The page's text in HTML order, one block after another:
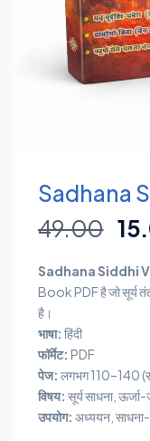
Sadhana
49.00
Sadhana Siddhi
Book PDF है जो सूर्य
है।
भाषा: हिंदी
फॉर्मेट: PDF
पेज: लगभग 110–140
विषय: सूर्य साधना,
उपयोग: अध्ययन, साधना-